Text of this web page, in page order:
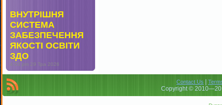
ВНУТРІШНЯ
СИСТЕМА
ЗАБЕЗПЕЧЕННЯ
ЯКОСТІ ОСВІТИ
ЗДО
4:53 pm 29 Тра 2026
Contact Us
Copyright ©